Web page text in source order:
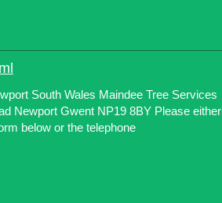
South Wales Maindee Tree Services
Newport Gwent NP19 8BY Please either
below or the telephone